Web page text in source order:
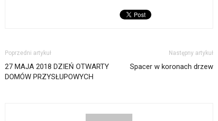
Poprzedni artykuł
27 MAJA 2018 DZIEŃ OTWARTY
DOMÓW PRZYSŁUPOWYCH
Następny artykuł
Spacer w koronach drzew